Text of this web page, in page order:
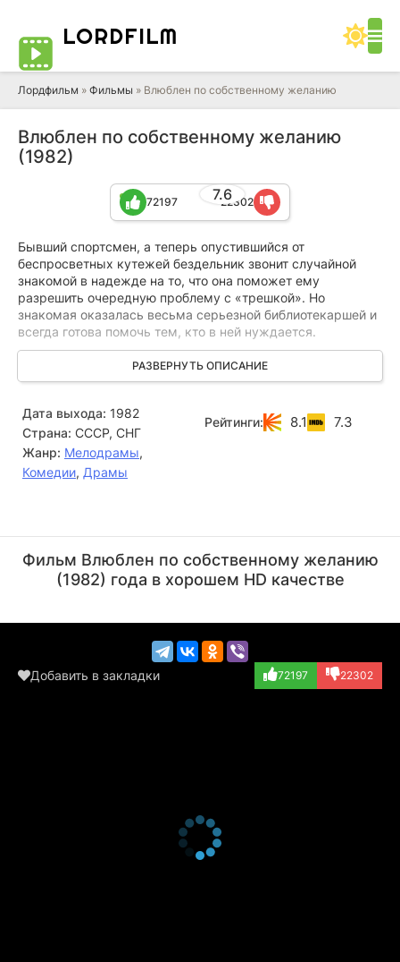
LORDFILM
Лордфильм » Фильмы » Влюблен по собственному желанию
Влюблен по собственному желанию
(1982)
7.6
72197 22302
Бывший спортсмен, а теперь опустившийся от
беспросветных кутежей бездельник звонит случайной
знакомой в надежде на то, что она поможет ему
разрешить очередную проблему с «трешкой». Но
знакомая оказалась весьма серьезной библиотекаршей и
всегда готова помочь тем, кто в ней нуждается.
Зная о своей непривлекательности, она также знает и то,
что если поставить цель, то можно всего добиться. С
влюбиться друг в друга. Главное, чтобы этот «другой»
хотя бы был...
РАЗВЕРНУТЬ ОПИСАНИЕ
Дата выхода: 1982
Страна: СССР, СНГ
Жанр: Мелодрамы,
Комедии, Драмы
Рейтинги: 8.1 7.3
(Коля)
(бригадир Петруш...)
Фильм Влюблен по собственному желанию
(1982) года в хорошем HD качестве
Добавить в закладки 72197 22302